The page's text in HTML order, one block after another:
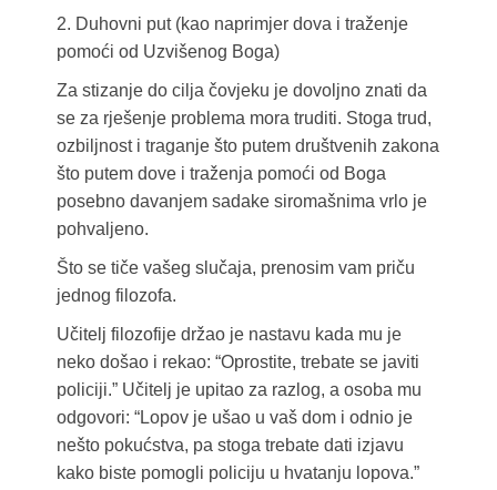
2. Duhovni put (kao naprimjer dova i traženje
pomoći od Uzvišenog Boga)
Za stizanje do cilja čovjeku je dovoljno znati da
se za rješenje problema mora truditi. Stoga trud,
ozbiljnost i traganje što putem društvenih zakona
što putem dove i traženja pomoći od Boga
posebno davanjem sadake siromašnima vrlo je
pohvaljeno.
Što se tiče vašeg slučaja, prenosim vam priču
jednog filozofa.
Učitelj filozofije držao je nastavu kada mu je
neko došao i rekao: “Oprostite, trebate se javiti
policiji.” Učitelj je upitao za razlog, a osoba mu
odgovori: “Lopov je ušao u vaš dom i odnio je
nešto pokućstva, pa stoga trebate dati izjavu
kako biste pomogli policiju u hvatanju lopova.”